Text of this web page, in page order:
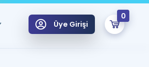
Üye Girişi
0